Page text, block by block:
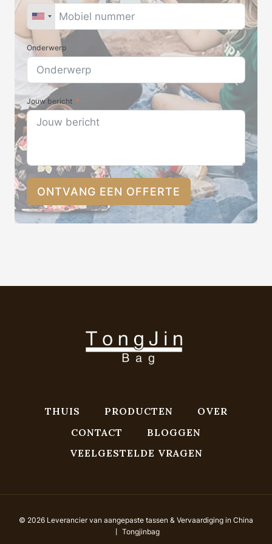
Onderwerp
Jouw bericht
ONTVANG EEN OFFERTE
THUIS PRODUCTEN
OVER
CONTACT
BLOGGEN
VEELGESTELDE VRAGEN
© 2026 Leverancier van aangepaste tassen & Vervaardiging in China
丨 Tongjinbag